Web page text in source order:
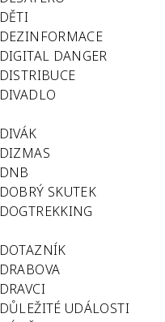
DĚTI
DEZINFORMACE
DIGITAL DANGER
DISTRIBUCE
DIVADLO
DIVÁK
DIZMAS
DNB
DOBRÝ SKUTEK
DOGTREKKING
DOTAZNÍK
DRABOVA
DRAVCI
DŮLEŽITÉ UDÁLOSTI